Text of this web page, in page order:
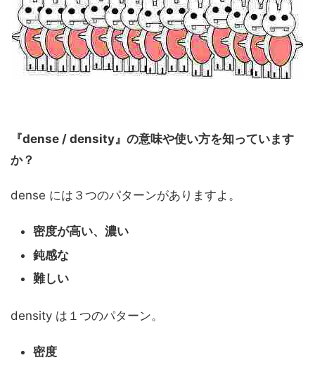
『dense / density』の意味や使い方を知っています
か？
dense には３つのパターンがありますよ。
密度が高い、濃い
鈍感な
難しい
density は１つのパターン。
密度